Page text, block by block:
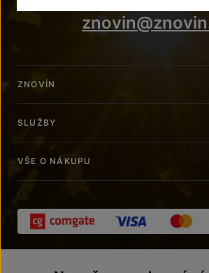
ZNOVÍN
SLUŽBY
VŠE O NÁKUPU